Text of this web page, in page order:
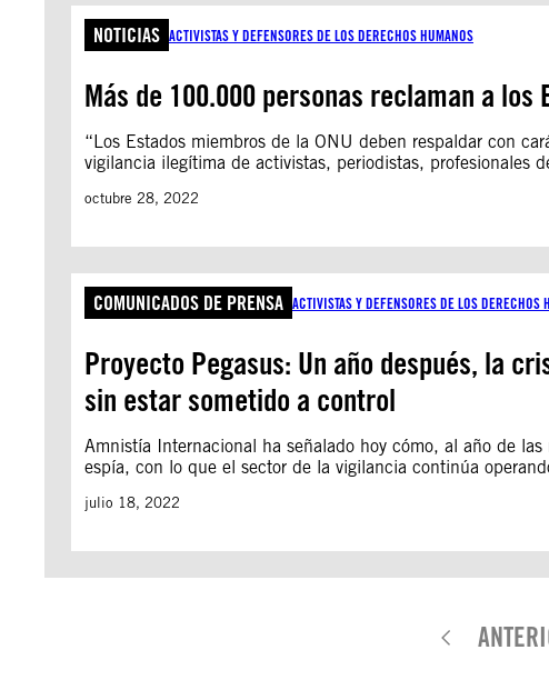
NOTICIAS ACTIVISTAS Y DEFENSORES DE LOS DERECHOS HUMANOS
Más de 100.000 personas reclaman a
“Los Estados miembros de la ONU deben respaldar con
vigilancia ilegítima de activistas, periodistas, profesionales
octubre 28, 2022
COMUNICADOS DE PRENSA ACTIVISTAS Y DEFENSORES DE LOS DERECHOS
Proyecto Pegasus: Un año después, la
sin estar sometido a control
Amnistía Internacional ha señalado hoy cómo, al año de
espía, con lo que el sector de la vigilancia continúa
julio 18, 2022